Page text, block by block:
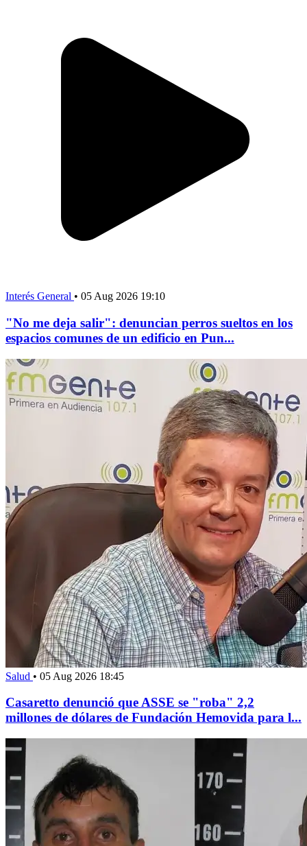
Interés General • 05 Aug 2026 19:10
"No me deja salir": denuncian perros sueltos en los
espacios comunes de un edificio en Pun...
Salud • 05 Aug 2026 18:45
Casaretto denunció que ASSE se "roba" 2,2
millones de dólares de Fundación Hemovida para l...